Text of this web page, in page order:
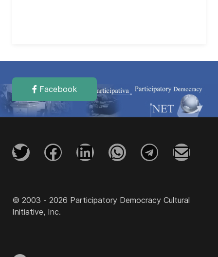
Facebook
© 2003 - 2026 Participatory Democracy Cultural
Initiative, Inc.